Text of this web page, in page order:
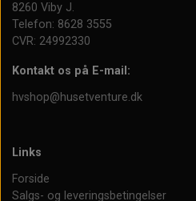
Hvert snackskål har sit eget
En dekorativ snackskål med
hyggelige stunder omkring bordet.
8260 Viby J.
Telefon: 8628 3555
CVR: 24992330
Kontakt os på E-mail:
hvshop@husetventure.dk
Links
Forside
Salgs- og leveringsbetingelser